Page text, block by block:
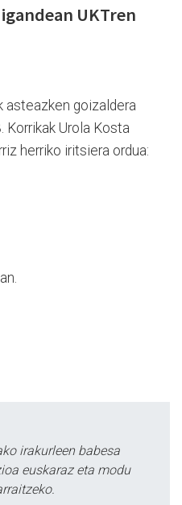
UKTren
asteazken goizaldera
Korrikak Urola Kosta
herriko iritsiera ordua:
irakurleen babesa
euskaraz eta modu